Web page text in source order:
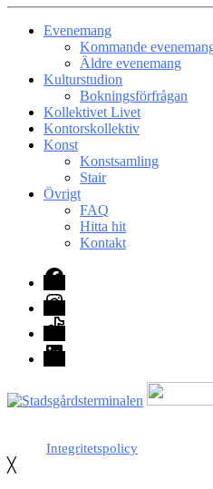
Evenemang
Kommande
Äldre evenemang
Kulturstudion
Bokningsförfrågan
Kollektivet Livet
Kontorskollektiv
Konst
Konstsamling
Stair
Övrigt
FAQ
Hitta hit
Kontakt
Facebook
Instagram
TikTok
LinkedIn
Integritetspolicy
╳